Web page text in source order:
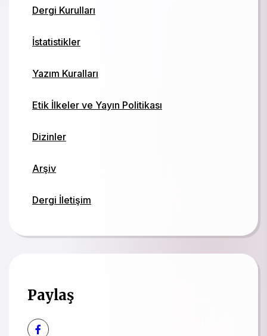
Dergi Kurulları
İstatistikler
Yazım Kuralları
Etik İlkeler ve Yayın Politikası
Dizinler
Arşiv
Dergi İletişim
Paylaş